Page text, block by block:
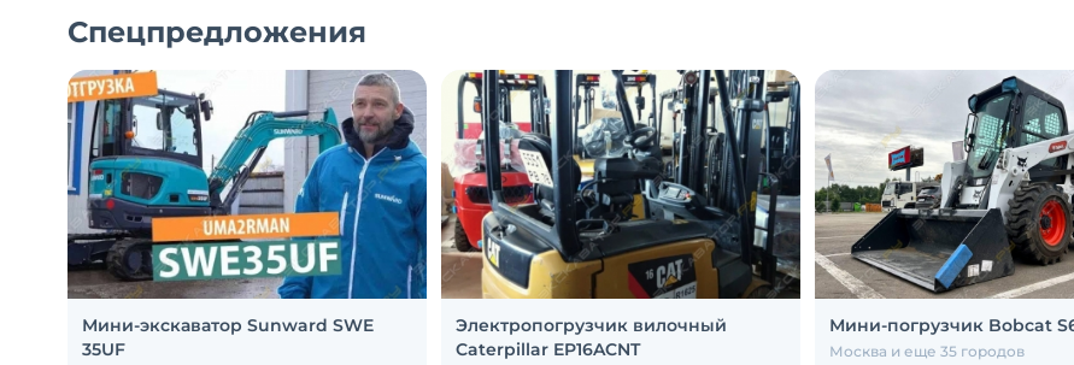
Спецпредложения
Мини-экскаватор Sunward SWE
35UF
Электропогрузчик вилочный
Caterpillar EP16ACNT
Мини-погрузчик Bobcat
Москва и еще 35 городов